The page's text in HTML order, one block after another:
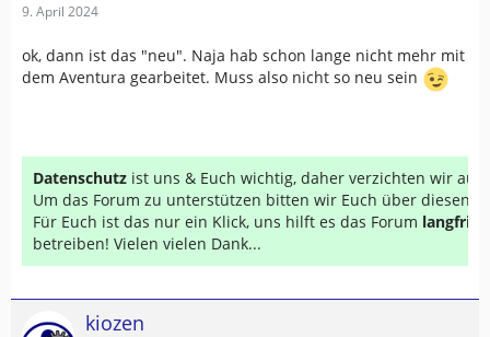
9. April 2024
ok, dann ist das "neu". Naja hab schon lange nicht mehr mit
dem Aventura gearbeitet. Muss also nicht so neu sein
Datenschutz ist uns & Euch wichtig, daher verzichten wir auf
Um das Forum zu unterstützen bitten wir Euch über diesen
Für Euch ist das nur ein Klick, uns hilft es das Forum
betreiben! Vielen vielen Dank...
kiozen